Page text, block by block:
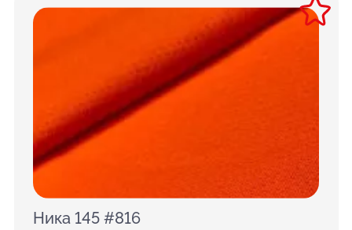
Ника 145 #816